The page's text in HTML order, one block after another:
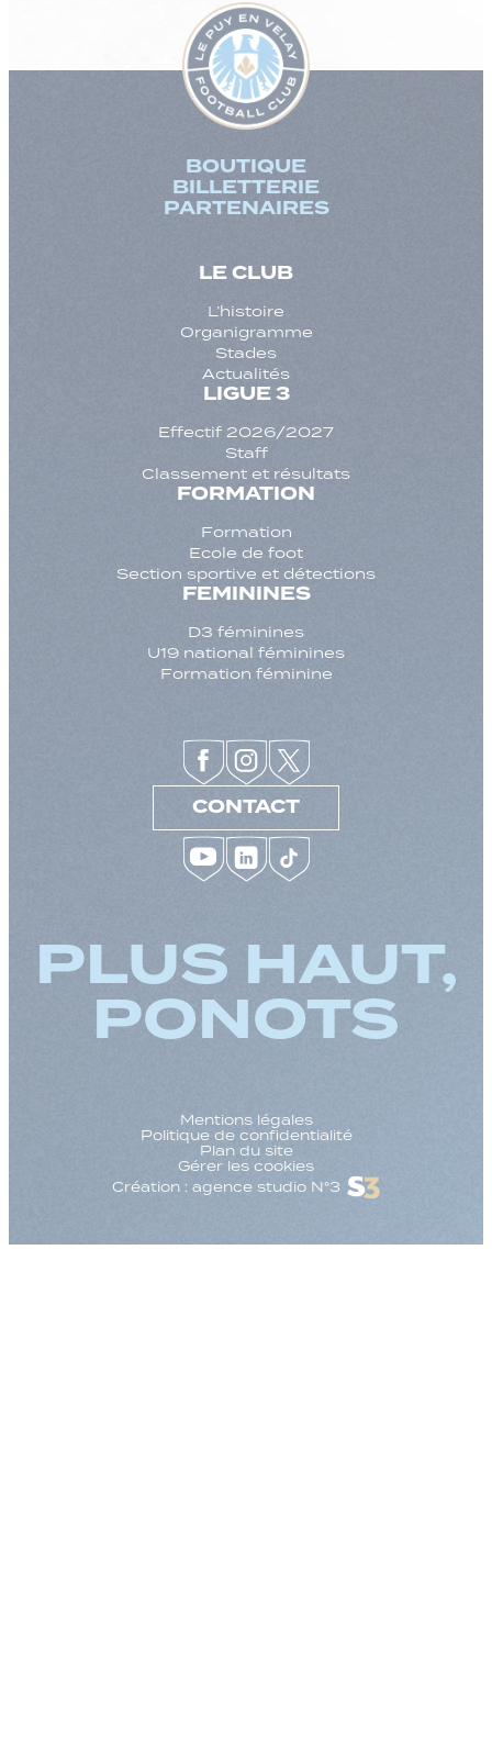
BOUTIQUE
BILLETTERIE
PARTENAIRES
LE CLUB
L’histoire
Organigramme
Stades
Actualités
LIGUE 3
Effectif 2026/2027
Staff
Classement et résultats
FORMATION
Formation
Ecole de foot
Section sportive et détections
FEMININES
D3 féminines
U19 national féminines
Formation féminine
CONTACT
PLUS HAUT,
PONOTS
Mentions légales
Politique de confidentialité
Plan du site
Gérer les cookies
Création : agence studio N°3